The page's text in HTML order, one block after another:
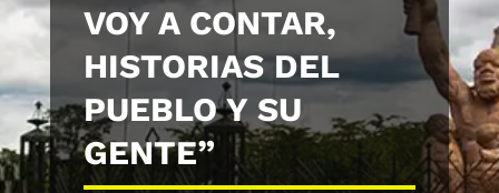
VOY A CONTAR,
HISTORIAS DEL
PUEBLO Y SU
GENTE”